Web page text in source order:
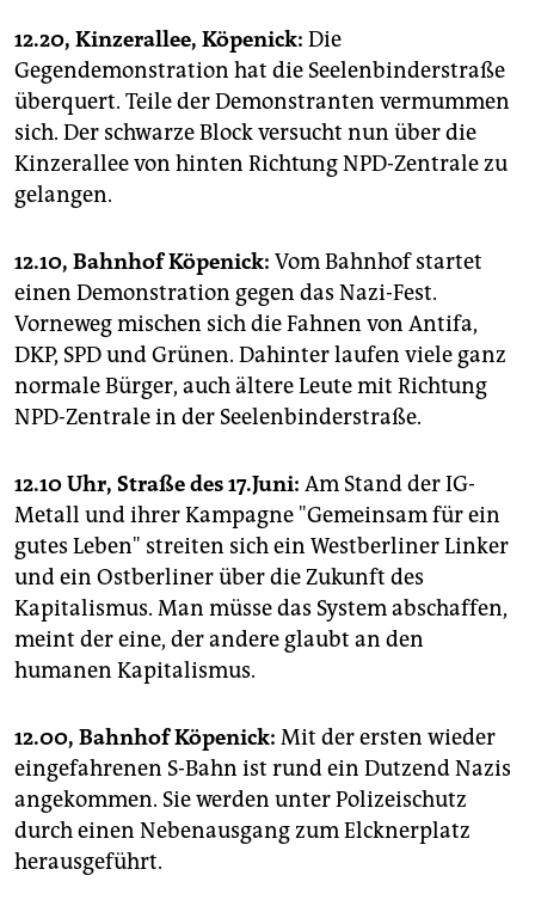
12.20, Kinzerallee, Köpenick: Die
Gegendemonstration hat die Seelenbinderstraße
überquert. Teile der Demonstranten vermummen
sich. Der schwarze Block versucht nun über die
Kinzerallee von hinten Richtung NPD-Zentrale zu
gelangen.
12.10, Bahnhof Köpenick: Vom Bahnhof startet
einen Demonstration gegen das Nazi-Fest.
Vorneweg mischen sich die Fahnen von Antifa,
DKP, SPD und Grünen. Dahinter laufen viele ganz
normale Bürger, auch ältere Leute mit Richtung
NPD-Zentrale in der Seelenbinderstraße.
12.10 Uhr, Straße des 17.Juni: Am Stand der IG-
Metall und ihrer Kampagne "Gemeinsam für ein
gutes Leben" streiten sich ein Westberliner Linker
und ein Ostberliner über die Zukunft des
Kapitalismus. Man müsse das System abschaffen,
meint der eine, der andere glaubt an den
humanen Kapitalismus.
12.00, Bahnhof Köpenick: Mit der ersten wieder
eingefahrenen S-Bahn ist rund ein Dutzend Nazis
angekommen. Sie werden unter Polizeischutz
durch einen Nebenausgang zum Elcknerplatz
herausgeführt.